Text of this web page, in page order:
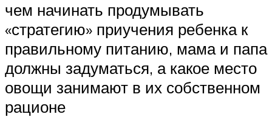
чем начинать продумывать
«стратегию» приучения ребенка к
правильному питанию, мама и папа
должны задуматься, а какое место
овощи занимают в их собственном
рационе